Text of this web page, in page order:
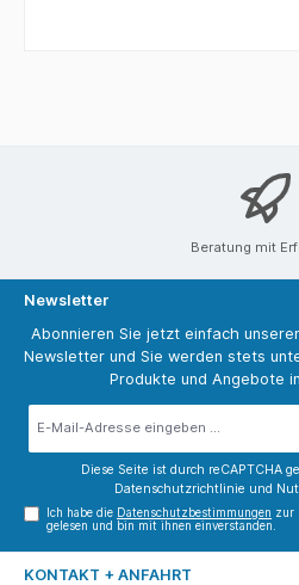
Beratung mit
Newsletter
Abonnieren Sie jetzt einfach
Newsletter und Sie werden stets
Produkte und Angebote
Diese Seite ist durch reCAPTCHA
Datenschutzrichtlinie und
Ich habe die Datenschutzbestimmungen zur
gelesen und bin mit ihnen einverstanden.
KONTAKT + ANFAHRT